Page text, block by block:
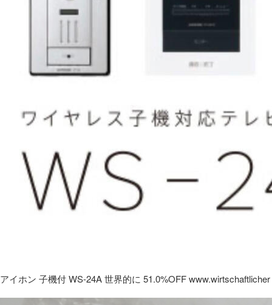
アイホン 子機付 WS-24A 世界的に 51.0%OFF www.wirtschaftlicher